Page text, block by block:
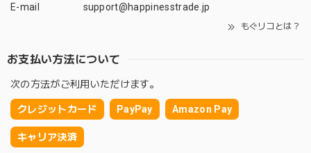
E-mail
support@happinesstrade.jp
もぐリコとは？
お支払い方法について
次の方法がご利用いただけます。
クレジットカード PayPay Amazon Pay
キャリア決済